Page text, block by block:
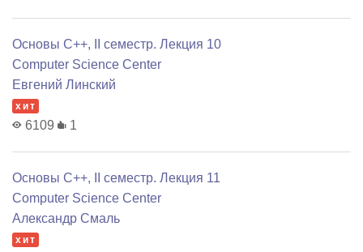
Основы C++, II семестр. Лекция 10
Computer Science Center
Евгений Линский
хит
6109 1
Основы C++, II семестр. Лекция 11
Computer Science Center
Александр Смаль
хит